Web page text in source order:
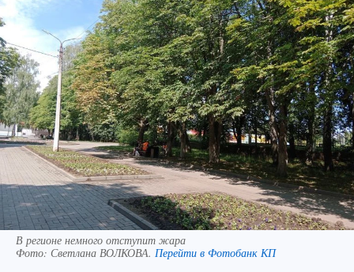
В регионе немного отступит жара
Фото: Светлана ВОЛКОВА. Перейти в Фотобанк КП